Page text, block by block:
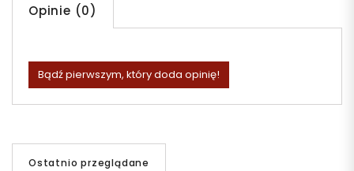
Opinie (0)
Bądź pierwszym, który doda opinię!
Ostatnio przeglądane